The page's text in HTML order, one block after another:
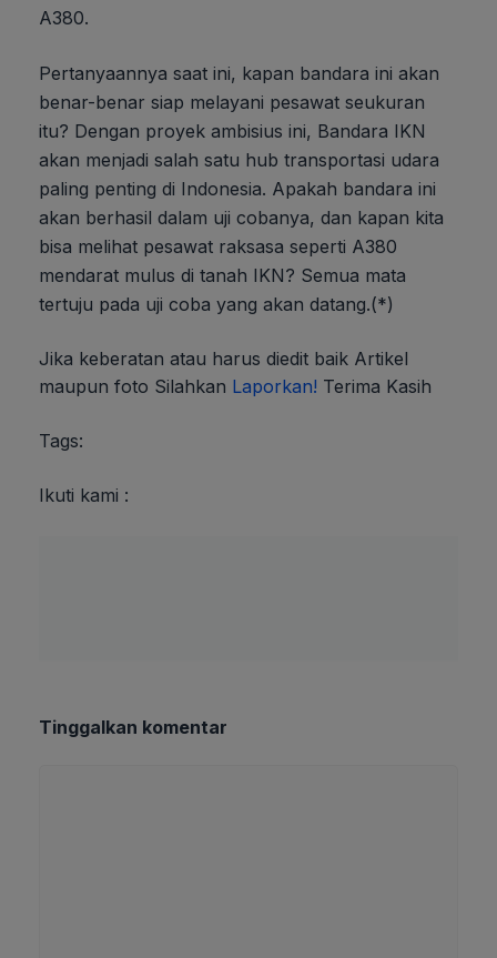
A380.
Pertanyaannya saat ini, kapan bandara ini akan
benar-benar siap melayani pesawat seukuran
itu? Dengan proyek ambisius ini, Bandara IKN
akan menjadi salah satu hub transportasi udara
paling penting di Indonesia. Apakah bandara ini
akan berhasil dalam uji cobanya, dan kapan kita
bisa melihat pesawat raksasa seperti A380
mendarat mulus di tanah IKN? Semua mata
tertuju pada uji coba yang akan datang.(*)
Jika keberatan atau harus diedit baik Artikel
maupun foto Silahkan Laporkan! Terima Kasih
Tags:
Ikuti kami :
Tinggalkan komentar